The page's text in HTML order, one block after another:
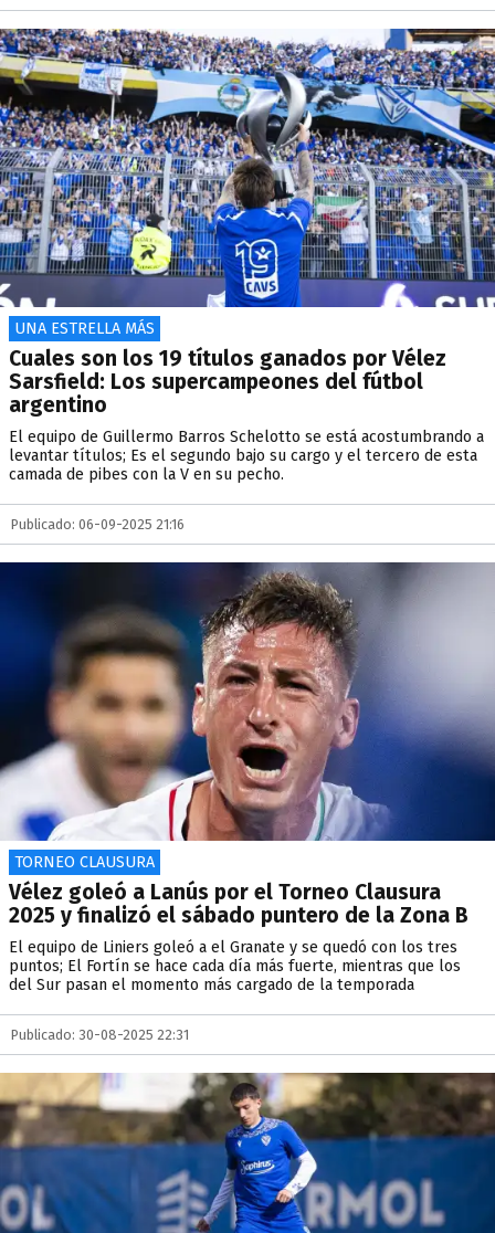
UNA ESTRELLA MÁS
Cuales son los 19 títulos ganados por Vélez
Sarsfield: Los supercampeones del fútbol
argentino
El equipo de Guillermo Barros Schelotto se está acostumbrando a
levantar títulos; Es el segundo bajo su cargo y el tercero de esta
camada de pibes con la V en su pecho.
Publicado: 06-09-2025 21:16
TORNEO CLAUSURA
Vélez goleó a Lanús por el Torneo Clausura
2025 y finalizó el sábado puntero de la Zona B
El equipo de Liniers goleó a el Granate y se quedó con los tres
puntos; El Fortín se hace cada día más fuerte, mientras que los
del Sur pasan el momento más cargado de la temporada
Publicado: 30-08-2025 22:31